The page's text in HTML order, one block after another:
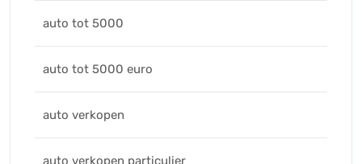
auto tot 5000
auto tot 5000 euro
auto verkopen
auto verkopen particulier